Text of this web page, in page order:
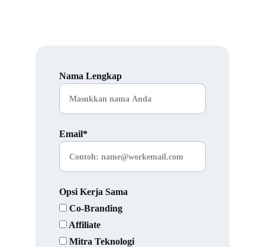
Nama Lengkap
Email*
Opsi Kerja Sama
Co-Branding
Affiliate
Mitra Teknologi